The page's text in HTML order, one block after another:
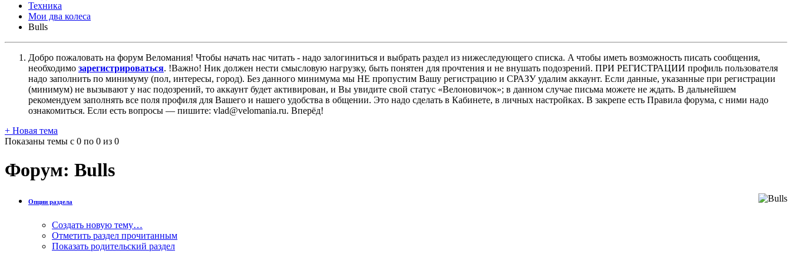
Техника
Мои два колеса
Bulls
Добро пожаловать на форум Веломания! Чтобы начать нас читать - надо залогиниться и выбрать раздел из нижеследующего списка. A чтобы иметь возможность писать сообщения,
необходимо зарегистрироваться. !Важно! Ник должен нести смысловую нагрузку, быть понятен для прочтения и не внушать подозрений. ПРИ РЕГИСТРАЦИИ профиль пользователя
надо заполнить по минимуму (пол, интересы, город). Без данного минимума мы НЕ пропустим Вашу регистрацию и СРАЗУ удалим аккаунт. Если данные, указанные при регистрации
(минимум) не вызывают у нас подозрений, то аккаунт будет активирован, и Вы увидите свой статус «Велоновичок»; в данном случае письма можете не ждать. В дальнейшем
рекомендуем заполнять все поля профиля для Вашего и нашего удобства в общении. Это надо сделать в Кабинете, в личных настройках. В закрепе есть Правила форума, с ними надо
ознакомиться. Если есть вопросы — пишите: vlad@velomania.ru. Вперёд!
+ Новая тема
Показаны темы с 0 по 0 из 0
Форум: Bulls
Опции раздела
Создать новую тему…
Отметить раздел прочитанным
Показать родительский раздел